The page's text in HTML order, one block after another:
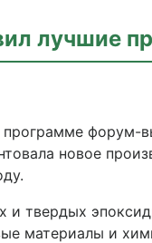
лучшие
форум-
новое
твердых
материалы и